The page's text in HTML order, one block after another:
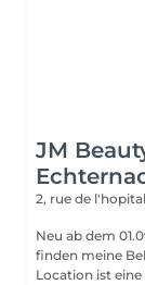
JM
2, rue de l'hopital
Neu ab dem 01.09 JM Beauty in Echternach Ab
finden meine
Location ist